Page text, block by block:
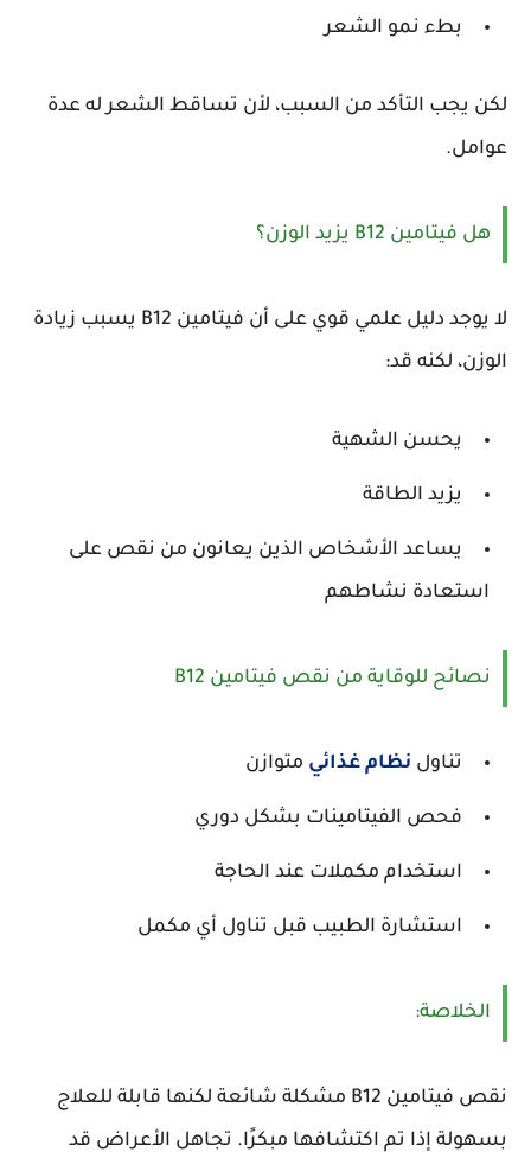
بطء نمو الشعر
لكن يجب التأكد من السبب، لأن تساقط الشعر له عدة
عوامل.
هل فيتامين B12 يزيد الوزن؟
لا يوجد دليل علمي قوي على أن فيتامين B12 يسبب زيادة
الوزن، لكنه قد:
يحسن الشهية
يزيد الطاقة
يساعد الأشخاص الذين يعانون من نقص على
استعادة نشاطهم
نصائح للوقاية من نقص فيتامين B12
تناول نظام غذائي متوازن
فحص الفيتامينات بشكل دوري
استخدام مكملات عند الحاجة
استشارة الطبيب قبل تناول أي مكمل
الخلاصة:
نقص فيتامين B12 مشكلة شائعة لكنها قابلة للعلاج
بسهولة إذا تم اكتشافها مبكرًا. تجاهل الأعراض قد